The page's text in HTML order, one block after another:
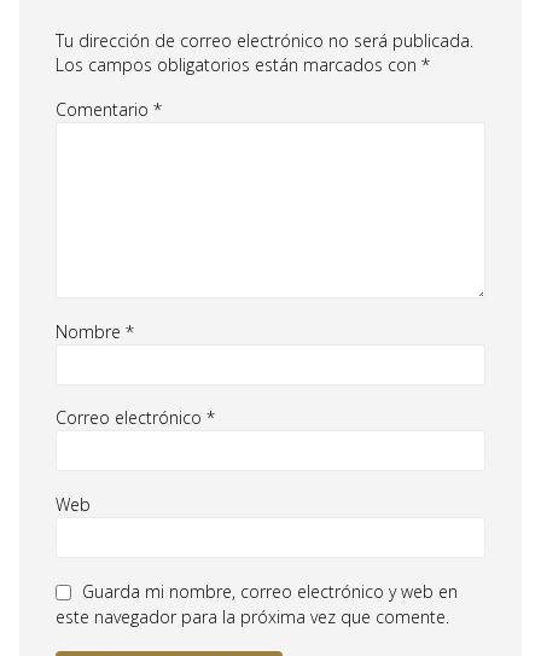
Tu dirección de correo electrónico no será publicada.
Los campos obligatorios están marcados con *
Comentario *
Nombre *
Correo electrónico *
Web
Guarda mi nombre, correo electrónico y web en
este navegador para la próxima vez que comente.